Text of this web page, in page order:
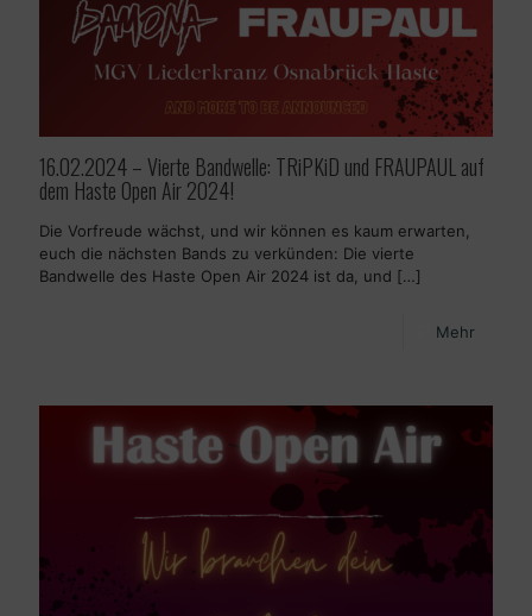
16.02.2024 – Vierte Bandwelle: TRiPKiD und FRAUPAUL auf
dem Haste Open Air 2024!
Die Vorfreude wächst, und wir können es kaum erwarten,
euch die nächsten Bands zu verkünden: Die vierte
Bandwelle des Haste Open Air 2024 ist da, und […]
Mehr